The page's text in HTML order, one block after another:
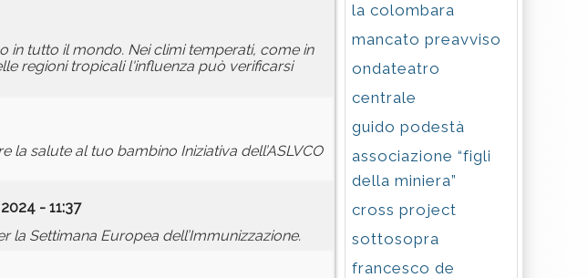
in tutto il mondo. Nei climi temperati, come in
regioni tropicali l'influenza può verificarsi
salute al tuo bambino Iniziativa dell’ASLVCO
- 11:37
la Settimana Europea dell’Immunizzazione.
la colombara
mancato preavviso
ondateatro
centrale
guido podestà
associazione “figli
della miniera”
cross project
sottosopra
francesco de